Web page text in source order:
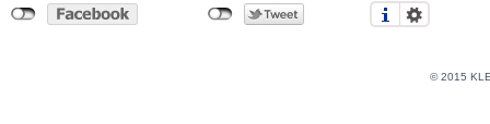
© 2015